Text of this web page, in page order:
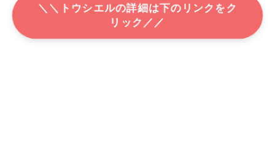
＼＼トウシエルの詳細は下のリンクをク
リック／／